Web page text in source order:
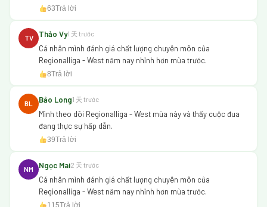
63Trả lời
TV Thảo Vy1 天 trước
Cá nhân mình đánh giá chất lượng chuyên môn của
Regionalliga - West năm nay nhỉnh hơn mùa trước.
8Trả lời
BL Bảo Long1 天 trước
Mình theo dõi Regionalliga - West mùa này và thấy cuộc đua
đang thực sự hấp dẫn.
39Trả lời
NM Ngọc Mai2 天 trước
Cá nhân mình đánh giá chất lượng chuyên môn của
Regionalliga - West năm nay nhỉnh hơn mùa trước.
115Trả lời